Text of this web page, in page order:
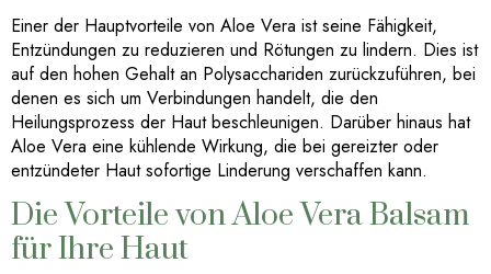
Einer der Hauptvorteile von Aloe Vera ist seine Fähigkeit,
Entzündungen zu reduzieren und Rötungen zu lindern. Dies ist
auf den hohen Gehalt an Polysacchariden zurückzuführen, bei
denen es sich um Verbindungen handelt, die den
Heilungsprozess der Haut beschleunigen. Darüber hinaus hat
Aloe Vera eine kühlende Wirkung, die bei gereizter oder
entzündeter Haut sofortige Linderung verschaffen kann.
Die Vorteile von Aloe Vera Balsam
für Ihre Haut